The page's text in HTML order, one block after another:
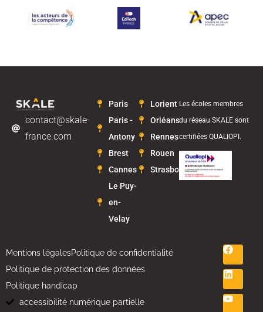
contact@skale-
france.com
Paris
Paris -
Antony
Brest
Cannes
Le Puy-
en-
Velay
Lorient
Orléans
Rennes
Rouen
Strasbourg
Les écoles membres
du réseau SKALE sont
certifiées QUALIOPI.
Mentions légalesPolitique de confidentialité
Politique de protection des données
Politique handicap
accessibilité numérique partielle